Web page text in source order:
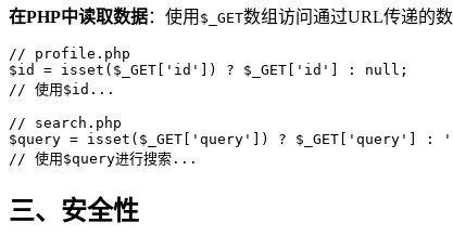
在PHP中读取数据：使用 $_GET数组访问通过URL传递的数
// profile.php
$id = isset($_GET['id']) ? $_GET['id'] : null;
// 使用$id...
// search.php
$query = isset($_GET['query']) ? $_GET['query']
// 使用$query进行搜索...
三、安全性